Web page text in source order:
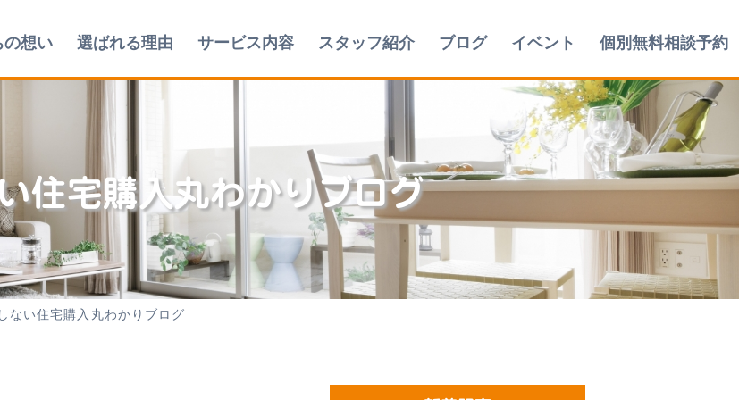
の想い 選ばれる理由 サービス内容 スタッフ紹介 ブログ イベント 個別無料相談予約
住宅購入丸わかりブログ
ない住宅購入丸わかりブログ